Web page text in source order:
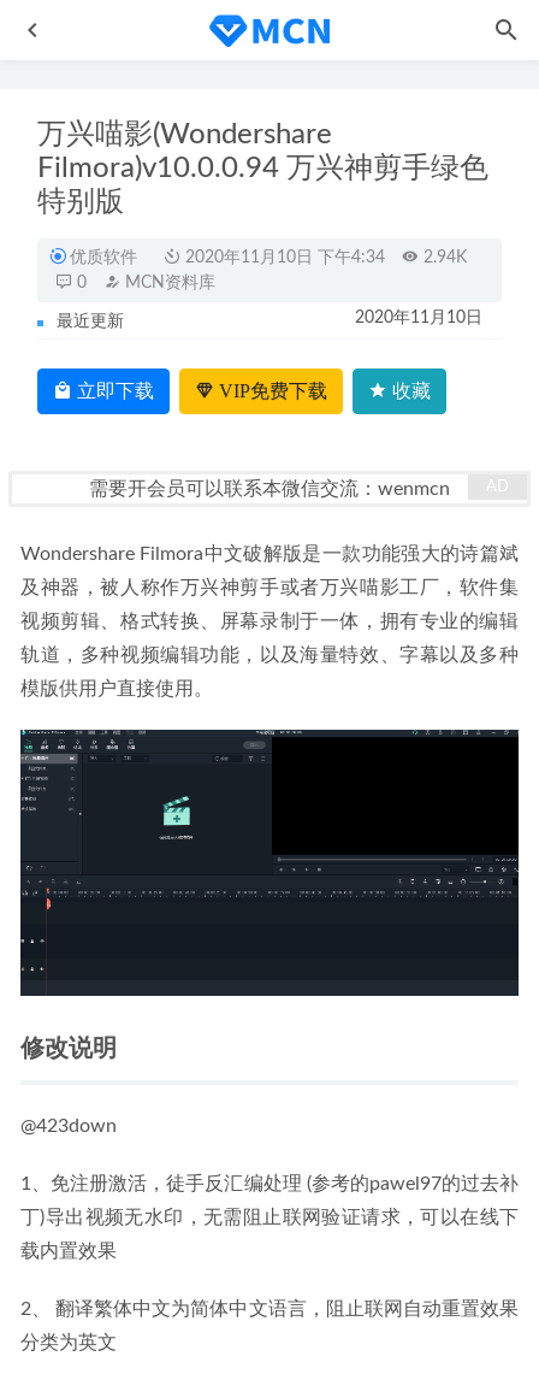
万兴喵影(Wondershare
Filmora)v10.0.0.94 万兴神剪手绿色
特别版
优质软件 2020年11月10日 下午4:34
2.94K
0
MCN资料库
最近更新 2020年11月10日
立即下载 VIP免费下载 收藏
需要开会员可以联系本微信交流：wenmcn
Wondershare Filmora中文破解版是一款功能强大的诗篇斌
及神器，被人称作万兴神剪手或者万兴喵影工厂，软件集
视频剪辑、格式转换、屏幕录制于一体，拥有专业的编辑
轨道，多种视频编辑功能，以及海量特效、字幕以及多种
模版供用户直接使用。
修改说明
@423down
1、免注册激活，徒手反汇编处理 (参考的pawel97的过去补
丁)导出视频无水印，无需阻止联网验证请求，可以在线下
载内置效果
2、 翻译繁体中文为简体中文语言，阻止联网自动重置效果
分类为英文
一天只需1小时一月赚1万块 这样的项目小白新手也能做
2021-09-15
淘宝直播公会入驻指南 2020-11-09